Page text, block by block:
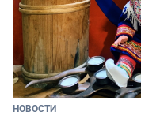
НОВОСТИ